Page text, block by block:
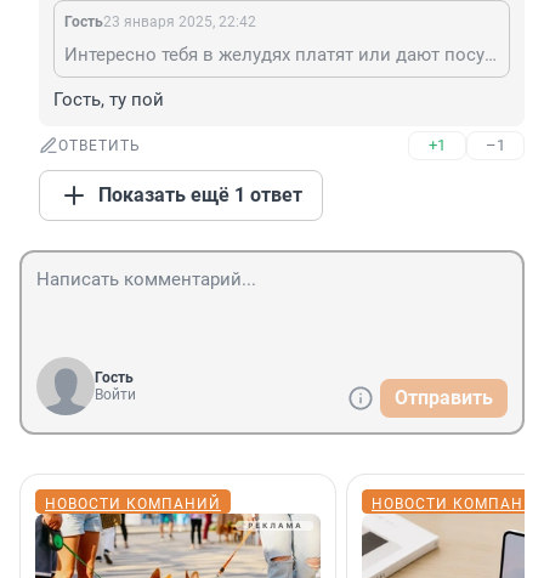
Гость23 января 2025, 22:42
Интересно тебя в желудях платят или дают посуду облизывать после хозяев?
Гость, ту пой
ОТВЕТИТЬ +1 –1
Показать ещё 1 ответ
Гость
Войти
Отправить
НОВОСТИ КОМПАНИЙ НОВОСТИ